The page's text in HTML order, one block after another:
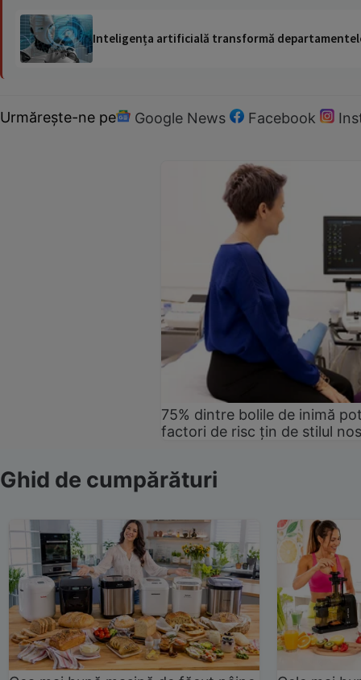
Inteligența artificială transformă
Urmărește-ne pe Google News Facebook
75% dintre bolile de inimă
factori de risc țin de stilul
Ghid de cumpărături